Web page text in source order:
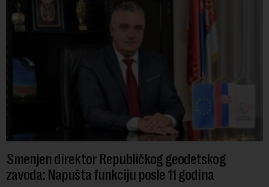
Smenjen direktor Republičkog geodetskog
zavoda: Napušta funkciju posle 11 godina